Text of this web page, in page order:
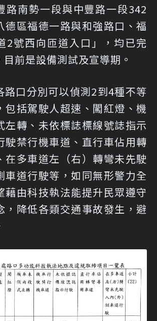
路南勢一段與中豐路一段342
德區福德一路與和強路口、福
2號西向匝道入口」，均已完
前是設備測試及宣導期。
路口分別可以偵測2到4種不等
包括駕駛人超速、闖紅燈、機
左轉、未依標誌標線號誌指示
駛禁行機車道、直行車佔用轉
在多車道左（右）轉彎未先駛
車道行駛等，如同無形警力全
藉由科技執法能提升民眾遵守
，降低各類交通事故發生，避